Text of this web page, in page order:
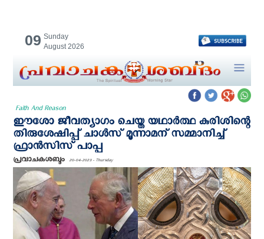
09 Sunday
August 2026
Faith And Reason
ഈശോ ജീവത്യാഗം ചെയ്ത യഥാര്‍ത്ഥ കുരിശിന്റെ
തിരുശേഷിപ്പ് ചാൾസ് മൂന്നാമന് സമ്മാനിച്ച്
ഫ്രാൻസിസ് പാപ്പ
പ്രവാചകശബ്ദം 20-04-2023 - Thursday